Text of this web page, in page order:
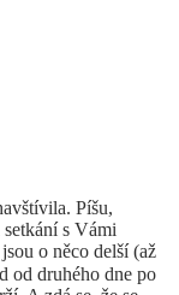
Píšu,
s Vámi
o něco delší (až
od druhého dne po